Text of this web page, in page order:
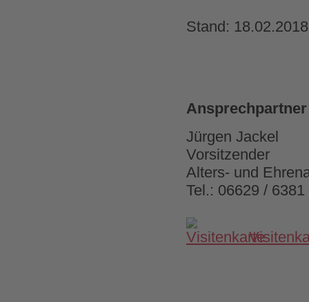
Stand:
Ansprechpartner
Jürgen Jackel
Vorsitzender
Alters- und
Tel.: 06629 / 6381